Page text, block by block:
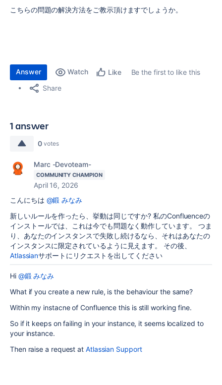
こちらの問題の解決方法をご教示頂けますでしょうか。
Answer Watch Like
Be the first to like this
Share
1 answer
0 votes
Marc -Devoteam-
COMMUNITY CHAMPION
April 16, 2026
こんにちは @鍛 みなみ
新しいルールを作ったら、挙動は同じですか? 私のConfluenceの
インストールでは、これは今でも問題なく動作しています。 つま
り、あなたのインスタンスで失敗し続けるなら、それはあなたの
インスタンスに限定されているように見えます。 その後、
Atlassianサポートにリクエストを出してください
Hi @鍛 みなみ
What if you create a new rule, is the behaviour the same?
Within my instacne of Confluence this is still working fine.
So if it keeps on failing in your instance, it seems localized to
your instance.
Then raise a request at Atlassian Support